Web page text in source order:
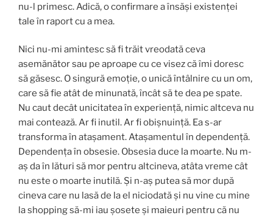
nu-l primesc. Adică, o confirmare a însăşi existenţei
tale în raport cu a mea.
Nici nu-mi amintesc să fi trăit vreodată ceva
asemănător sau pe aproape cu ce visez că îmi doresc
să găsesc. O singură emoţie, o unică întâlnire cu un om,
care să fie atât de minunată, încât să te dea pe spate.
Nu caut decât unicitatea în experienţă, nimic altceva nu
mai contează. Ar fi inutil. Ar fi obişnuinţă. Ea s-ar
transforma în ataşament. Ataşamentul în dependenţă.
Dependenţa în obsesie. Obsesia duce la moarte. Nu m-
aş da în lături să mor pentru altcineva, atâta vreme cât
nu este o moarte inutilă. Şi n-aş putea să mor după
cineva care nu lasă de la el niciodată şi nu vine cu mine
la shopping să-mi iau şosete şi maieuri pentru că nu